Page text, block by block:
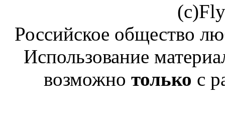
Российское общество
Использование
возможно только с